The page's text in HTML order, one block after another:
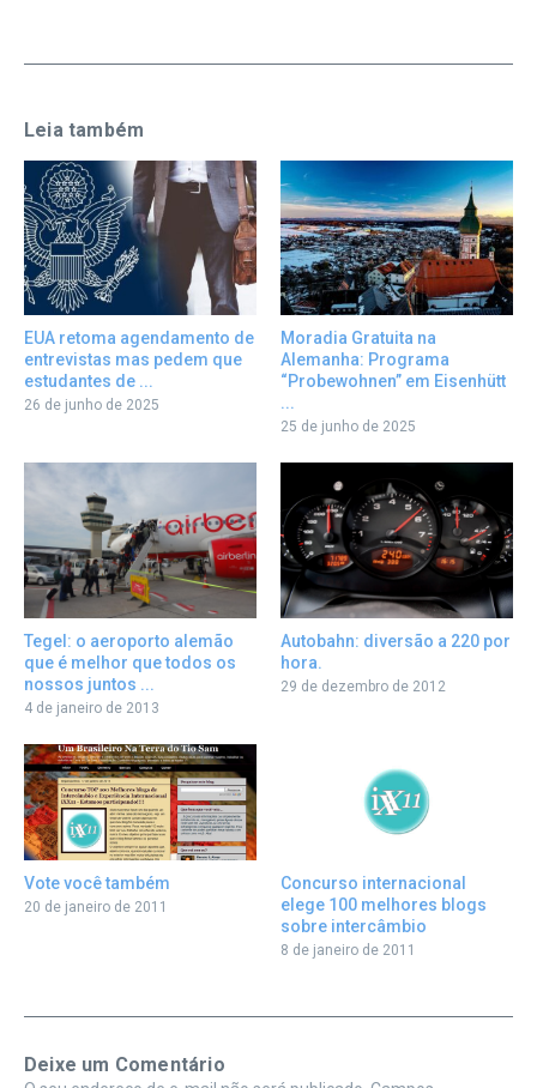
Leia também
EUA retoma agendamento de
entrevistas mas pedem que
estudantes de ...
26 de junho de 2025
Moradia Gratuita na
Alemanha: Programa
“Probewohnen” em Eisenhütt
...
25 de junho de 2025
Tegel: o aeroporto alemão
que é melhor que todos os
nossos juntos ...
4 de janeiro de 2013
Autobahn: diversão a 220 por
hora.
29 de dezembro de 2012
Vote você também
20 de janeiro de 2011
Concurso internacional
elege 100 melhores blogs
sobre intercâmbio
8 de janeiro de 2011
Deixe um Comentário